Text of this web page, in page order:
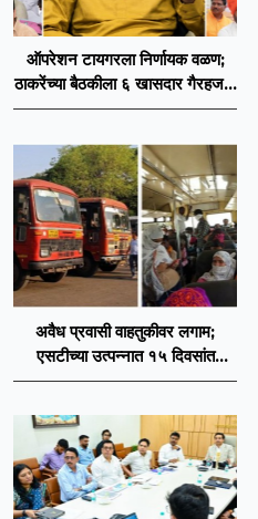
ऑपरेशन टायगरला निर्णायक वळण;
ठाकरेंच्या बैठकीला ६ खासदार गैरहजर,
थेट शिंदे सेनेत विलीन होण्याचा
अवैध प्रवासी वाहतुकीवर लगाम;
एसटीच्या उत्पन्नात १५ दिवसांत
४३.८३ कोटींची वाढ!